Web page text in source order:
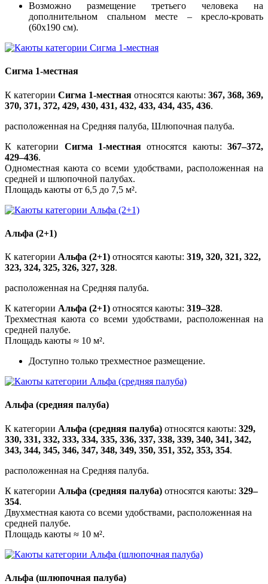
Возможно размещение третьего человека на
дополнительном спальном месте – кресло-кровать
(60х190 см).
Сигма 1-местная
К категории Сигма 1-местная относятся каюты: 367, 368, 369,
370, 371, 372, 429, 430, 431, 432, 433, 434, 435, 436.
расположенная на Средняя палуба, Шлюпочная палуба.
К категории Сигма 1-местная относятся каюты:367–372,
429–436.
Одноместная каюта со всеми удобствами, расположенная на
средней и шлюпочной палубах.
Площадь каюты от 6,5 до 7,5 м².
Альфа (2+1)
К категории Альфа (2+1) относятся каюты: 319, 320, 321, 322,
323, 324, 325, 326, 327, 328.
расположенная на Средняя палуба.
К категории Альфа (2+1) относятся каюты: 319–328.
Трехместная каюта со всеми удобствами, расположенная на
средней палубе.
Площадь каюты ≈ 10 м².
Доступно только трехместное размещение.
Альфа (средняя палуба)
К категории Альфа (средняя палуба) относятся каюты: 329,
330, 331, 332, 333, 334, 335, 336, 337, 338, 339, 340, 341, 342,
343, 344, 345, 346, 347, 348, 349, 350, 351, 352, 353, 354.
расположенная на Средняя палуба.
К категории Альфа (средняя палуба) относятся каюты: 329–
354.
Двухместная каюта со всеми удобствами, расположенная на
средней палубе.
Площадь каюты ≈ 10 м².
Альфа (шлюпочная палуба)